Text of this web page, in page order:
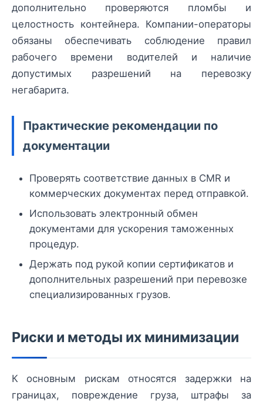
дополнительно проверяются пломбы и
целостность контейнера. Компании-операторы
обязаны обеспечивать соблюдение правил
рабочего времени водителей и наличие
допустимых разрешений на перевозку
негабарита.
Практические рекомендации по
документации
Проверять соответствие данных в CMR и
коммерческих документах перед отправкой.
Использовать электронный обмен
документами для ускорения таможенных
процедур.
Держать под рукой копии сертификатов и
дополнительных разрешений при перевозке
специализированных грузов.
Риски и методы их минимизации
К основным рискам относятся задержки на
границах, повреждение груза, штрафы за